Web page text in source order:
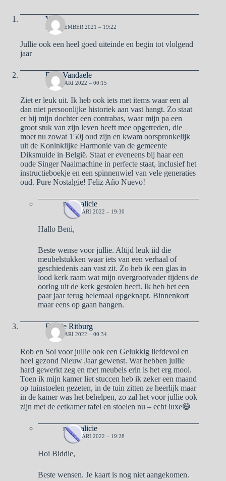
Vera
31 DECEMBER 2021 – 19:22
Jullie ook een heel goed uiteinde en begin tot vlolgend
jaar
Beni Vandaele
1 JANUARI 2022 – 00:15
Ziet er leuk uit. Ik heb ook iets met items waar een al
dan niet persoonlijke historiek aan vast hangt. Zo staat
er bij mijn dochter een contrabas, waar mijn pa een
groot stuk van zijn leven heeft mee opgetreden, die
moet nu zowat 150j oud zijn en kwam oorspronkelijk
uit de Koninklijke Harmonie van de gemeente
Diksmuide in België. Staat er eveneens bij haar een
oude Singer Naaimachine in perfecte staat, inclusief het
instructieboekje en een spinnenwiel van vele generaties
oud. Pure Nostalgie! Feliz Año Nuevo!
naargalicie
1 JANUARI 2022 – 19:30
Hallo Beni,
Beste wense voor jullie. Altijd leuk iid die
meubelstukken waar iets van een verhaal of
geschiedenis aan vast zit. Zo heb ik een glas in
lood kerk raam wat mijn overgrootvader tijdens de
oorlog uit de kerk gestolen heeft. Ik heb het een
paar jaar terug helemaal opgeknapt. Binnenkort
maar eens op gaan hangen.
Biddie Ritburg
1 JANUARI 2022 – 00:34
Rob en Sol voor jullie ook een Gelukkig liefdevol en
heel gezond Nieuw Jaar gewenst. Wat hebben jullie
hard gewerkt zeg en met meubels erin is het erg mooi.
Toen ik mijn kamer liet stuccen heb ik zeker een maand
op tuinstoelen gezeten, in de tuin zitten ze heerlijk maar
in de kamer was het behelpen, zo zal het voor jullie ook
zijn met de eetkamer tafel en stoelen nu – echt luxe😄
naargalicie
1 JANUARI 2022 – 19:28
Hoi Biddie,
Beste wensen. Je kaart is nog niet aangekomen.